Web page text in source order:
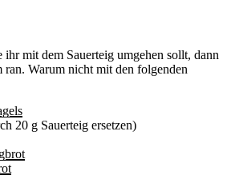
mit dem Sauerteig umgehen sollt, dann
ran. Warum nicht mit den folgenden
20 g Sauerteig ersetzen)